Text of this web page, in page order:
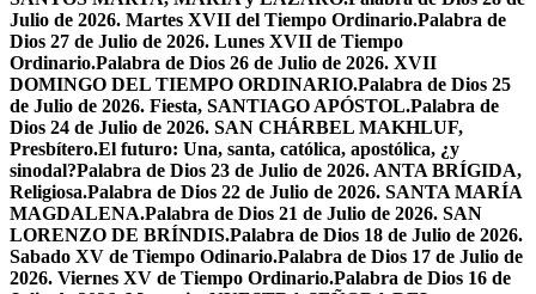
Julio de 2026. Martes XVII del Tiempo Ordinario.Palabra de
Dios 27 de Julio de 2026. Lunes XVII de Tiempo
Ordinario.Palabra de Dios 26 de Julio de 2026. XVII
DOMINGO DEL TIEMPO ORDINARIO.Palabra de Dios 25
de Julio de 2026. Fiesta, SANTIAGO APÓSTOL.Palabra de
Dios 24 de Julio de 2026. SAN CHÁRBEL MAKHLUF,
Presbítero.El futuro: Una, santa, católica, apostólica, ¿y
sinodal?Palabra de Dios 23 de Julio de 2026. ANTA BRÍGIDA,
Religiosa.Palabra de Dios 22 de Julio de 2026. SANTA MARÍA
MAGDALENA.Palabra de Dios 21 de Julio de 2026. SAN
LORENZO DE BRÍNDIS.Palabra de Dios 18 de Julio de 2026.
Sabado XV de Tiempo Odinario.Palabra de Dios 17 de Julio de
2026. Viernes XV de Tiempo Ordinario.Palabra de Dios 16 de